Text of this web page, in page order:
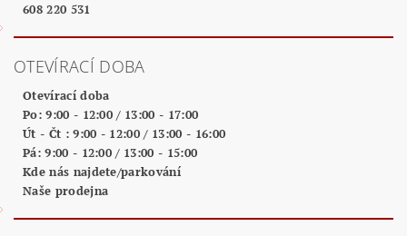
608 220 531
OTEVÍRACÍ DOBA
Otevírací doba
Po: 9:00 - 12:00 / 13:00 - 17:00
Út - Čt : 9:00 - 12:00 / 13:00 - 16:00
Pá: 9:00 - 12:00 / 13:00 - 15:00
Kde nás najdete/parkování
Naše prodejna